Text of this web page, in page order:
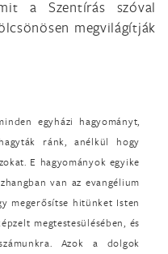
a Szentírás szóval
megvilágítják
egyházi hagyományt,
ránk, anélkül hogy
E hagyományok egyike
van az evangélium
megerősítse hitünket Isten
megtestesülésében, és
Azok a dolgok